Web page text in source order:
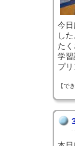
今
した
た
学
プ
【で